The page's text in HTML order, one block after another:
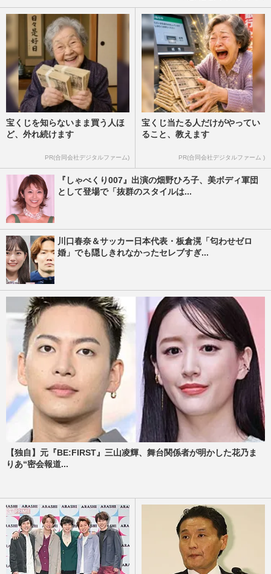
宝くじを知らないまま買う人ほ
ど、外れ続けます
PR(合同会社デジタルファーム)
宝くじ当たる人だけがやってい
ること、教えます
PR(合同会社デジタルファーム )
『しゃべくり007』出演の畑野ひろ子、美ボディ軍団
として登場で「抜群のスタイルは...
川口春奈＆サッカー日本代表・板倉滉「匂わせゼロ
婚」でも隠しきれなかったセレブすぎ...
【独自】元『BE:FIRST』三山凌輝、舞台関係者が明かした花乃ま
りあ“密会報道...